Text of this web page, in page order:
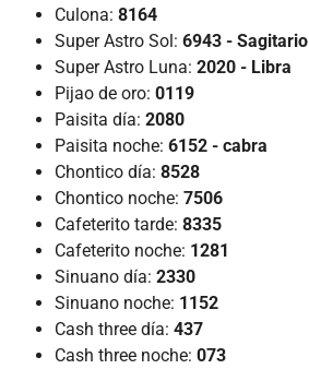
Culona: 8164
Super Astro Sol: 6943 - Sagitario
Super Astro Luna: 2020 - Libra
Pijao de oro: 0119
Paisita día: 2080
Paisita noche: 6152 - cabra
Chontico día: 8528
Chontico noche: 7506
Cafeterito tarde: 8335
Cafeterito noche: 1281
Sinuano día: 2330
Sinuano noche: 1152
Cash three día: 437
Cash three noche: 073